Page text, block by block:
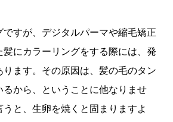
ですが、デジタルパーマや縮毛矯正
髪にカラーリングをする際には、発
ます。その原因は、髪の毛のタン
るから、ということに他なりませ
うと、生卵を焼くと固まりますよ